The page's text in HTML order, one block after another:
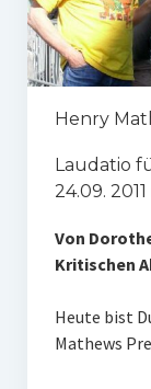
Henry
Laudatio
24.09.
Von
Kritischen
Heute bist
Mathews